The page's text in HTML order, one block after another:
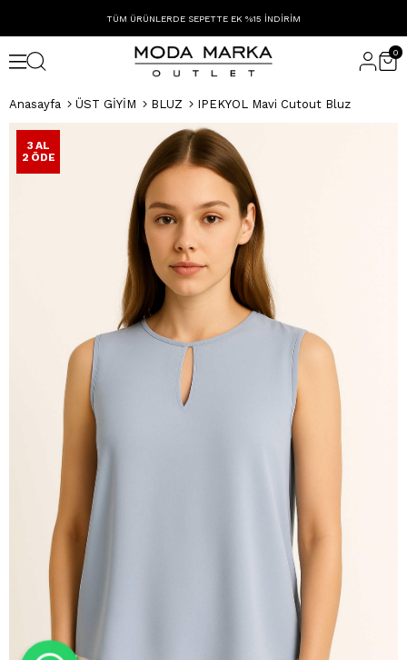
TÜM ÜRÜNLERDE SEPETTE EK %15 İNDİRİM
0
Anasayfa ÜST GİYİM BLUZ IPEKYOL Mavi Cutout Bluz
3 AL
2 ÖDE